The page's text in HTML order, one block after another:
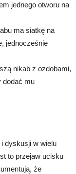
jednego otworu na
ma siatkę na
jednocześnie
nikab z ozdobami,
dodać mu
dyskusji w wielu
to przejaw ucisku
że